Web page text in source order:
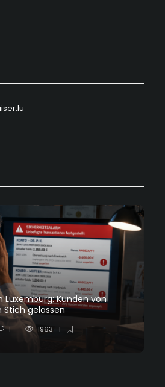
Luxemburg: Kunden von
Stich gelassen
1 1963